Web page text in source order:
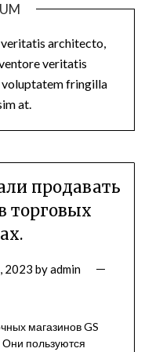
architecto,
veritatis
voluptatem fringilla
at.
продавать
торговых
2023 byadmin
магазинов GS
Они пользуются